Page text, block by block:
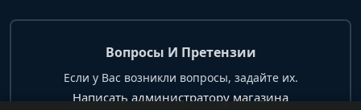
Вопросы И Претензии
Если у Вас возникли вопросы, задайте их.
Написать администратору магазина